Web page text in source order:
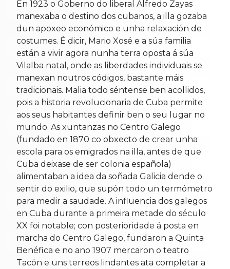
En 1923 o Goberno do liberal Alfredo Zayas
manexaba o destino dos cubanos, a illa gozaba
dun apoxeo económico e unha relaxación de
costumes. É dicir, Mario Xosé e a súa familia
están a vivir agora nunha terra oposta á súa
Vilalba natal, onde as liberdades individuais se
manexan noutros códigos, bastante máis
tradicionais. Malia todo séntense ben acollidos,
pois a historia revolucionaria de Cuba permite
aos seus habitantes definir ben o seu lugar no
mundo. As xuntanzas no Centro Galego
(fundado en 1870 co obxecto de crear unha
escola para os emigrados na illa, antes de que
Cuba deixase de ser colonia española)
alimentaban a idea da soñada Galicia dende o
sentir do exilio, que supón todo un termómetro
para medir a saudade. A influencia dos galegos
en Cuba durante a primeira metade do século
XX foi notable; con posterioridade á posta en
marcha do Centro Galego, fundaron a Quinta
Benéfica e no ano 1907 mercaron o teatro
Tacón e uns terreos lindantes ata completar a